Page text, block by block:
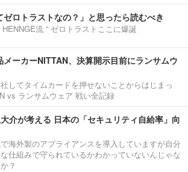
ゼロトラストなの？」と思ったら読むべき
HENNGE流 ” ゼロトラストここに爆誕
メーカーNITTAN、決算開示目前にランサムウ
してタイムカードを押せないことからはじまっ
vs ランサムウェア 戦い全記録
介が考える 日本の「セキュリティ自給率」向
海外製のアプライアンスを導入していますが自分
仕組みで守られているかわかっていないんじゃな
？